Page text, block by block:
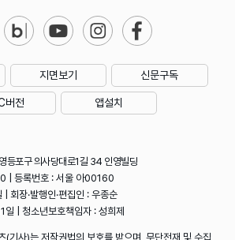
지면보기 신문구독
버전 앱설치
등포구 의사당대로1길 34 인영빌딩
등록번호 : 서울 아00160
장·발행인·편집인 : 우종순
| 청소년보호책임자 : 성희제
(기사)는 저작권법의 보호를 받으며, 무단전재 및 수집,